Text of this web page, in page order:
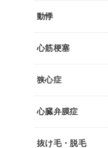
動悸
心筋梗塞
狭心症
心臓弁膜症
抜け毛・脱毛